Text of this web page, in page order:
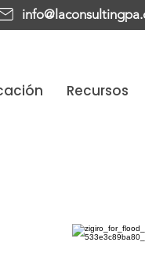
Recursos